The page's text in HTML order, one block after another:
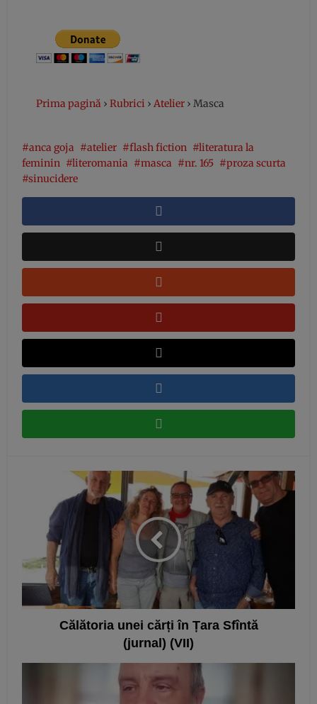
Prima pagină › Rubrici › Atelier › Masca
anca goja atelier flash fiction
literatura la
feminin
literomania masca nr. 165
proza scurta
sinucidere
Călătoria unei cărți în Țara Sfîntă
(jurnal) (VII)